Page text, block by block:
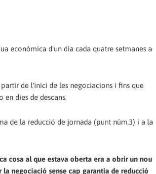
econòmica d'un dia cada quatre setmanes a
de l'inici de les negociacions i fins que
dies de descans.
de la reducció de jornada (punt núm.3) i a la
cosa al que estava oberta era a obrir un nou
negociació sense cap garantia de reducció